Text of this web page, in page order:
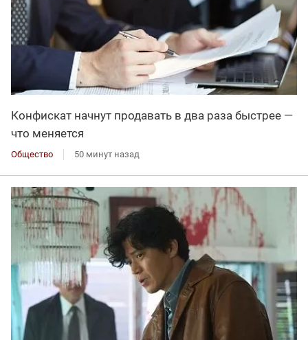
Конфискат начнут продавать в два раза быстрее —
что меняется
Общество 50 минут назад